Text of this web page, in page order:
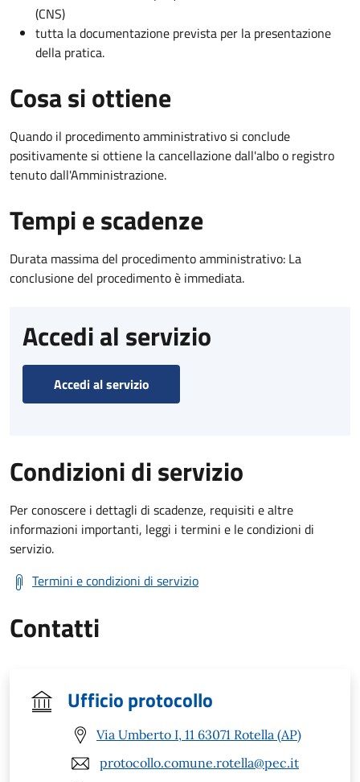
(CNS)
tutta la documentazione prevista per la presentazione
della pratica.
Cosa si ottiene
Quando il procedimento amministrativo si conclude
positivamente si ottiene la cancellazione dall'albo o registro
tenuto dall'Amministrazione.
Tempi e scadenze
Durata massima del procedimento amministrativo: La
conclusione del procedimento è immediata.
Accedi al servizio
Accedi al servizio
Condizioni di servizio
Per conoscere i dettagli di scadenze, requisiti e altre
informazioni importanti, leggi i termini e le condizioni di
servizio.
Termini e condizioni di servizio
Contatti
Ufficio protocollo
Via Umberto I, 11 63071 Rotella (AP)
protocollo.comune.rotella@pec.it